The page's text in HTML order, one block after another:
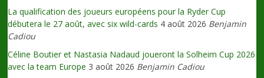
La qualification des joueurs européens pour la Ryder Cup
débutera le 27 août, avec six wild-cards 4 août 2026 Benjamin
Cadiou
Céline Boutier et Nastasia Nadaud joueront la Solheim Cup 2026
avec la team Europe 3 août 2026 Benjamin Cadiou